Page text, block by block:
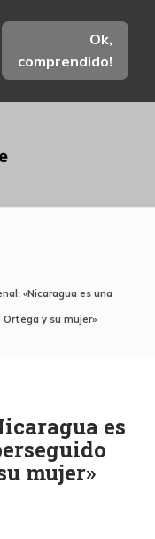
Ok,
comprendido!
«Nicaragua es una
y su mujer»
es
mujer»